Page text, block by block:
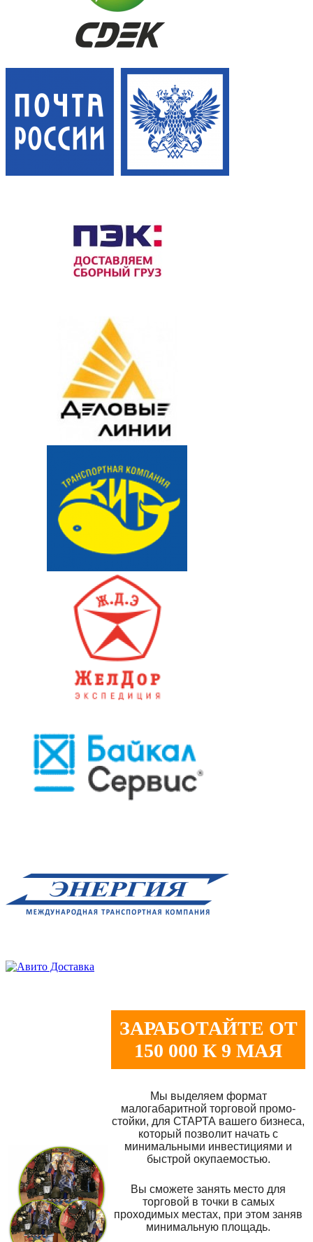
ЗАРАБОТАЙТЕ ОТ
150 000 К 9 МАЯ
Мы выделяем формат
малогабаритной торговой промо-
стойки, для СТАРТА вашего бизнеса,
который позволит начать с
минимальными инвестициями и
быстрой окупаемостью.
Вы сможете занять место для
торговой в точки в самых
проходимых местах, при этом заняв
минимальную площадь.